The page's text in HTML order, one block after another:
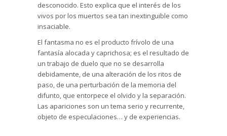
desconocido. Esto explica que el interés de los
vivos por los muertos sea tan inextinguible como
insaciable.
El fantasma no es el producto frívolo de una
fantasía alocada y caprichosa; es el resultado de
un trabajo de duelo que no se desarrolla
debidamente, de una alteración de los ritos de
paso, de una perturbación de la memoria del
difunto, que entorpece el olvido y la separación.
Las apariciones son un tema serio y recurrente,
objeto de especulaciones… y de experiencias.